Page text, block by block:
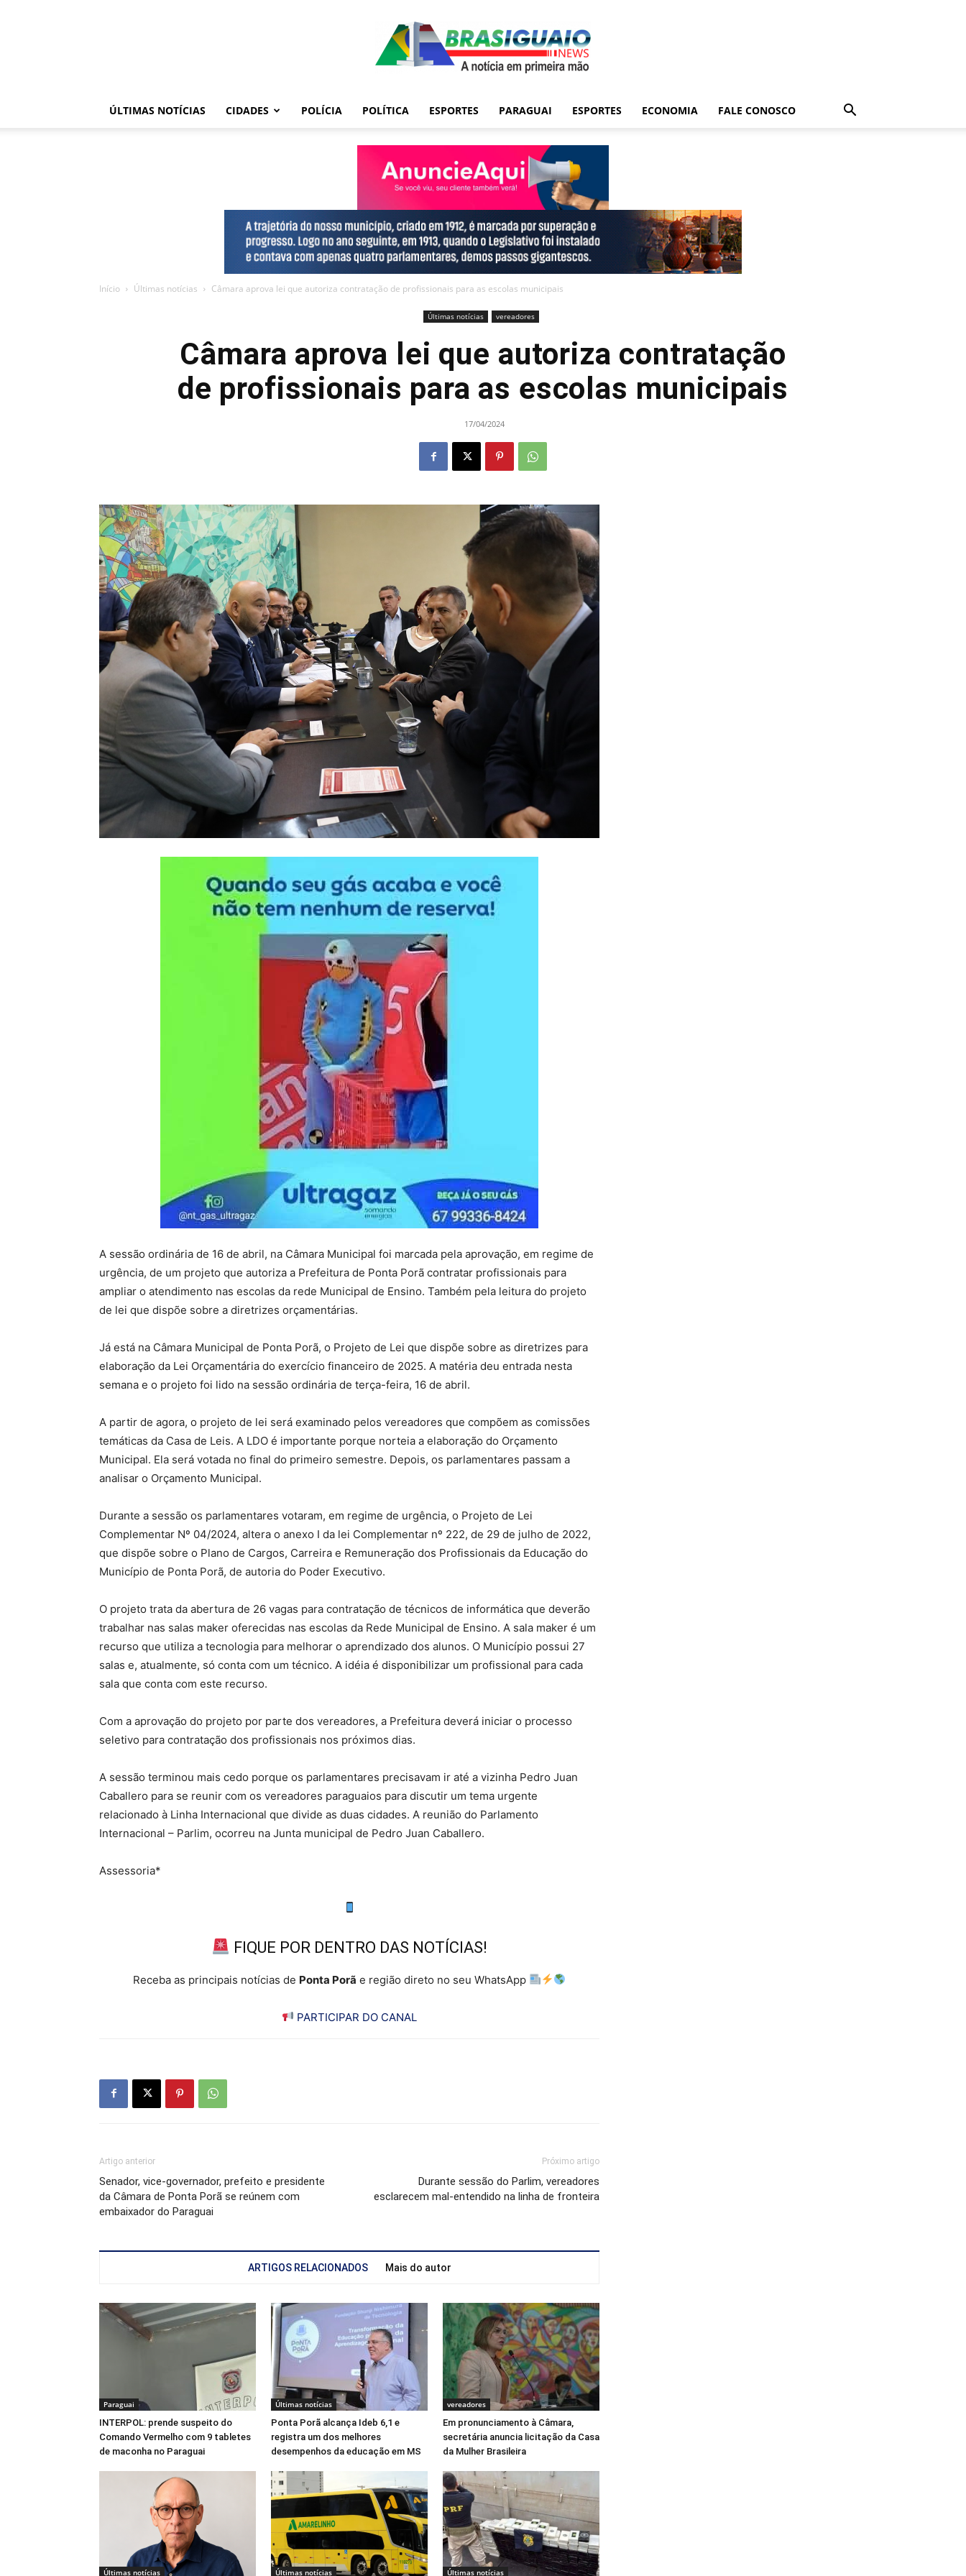
ÚLTIMAS NOTÍCIAS CIDADES POLÍCIA POLÍTICA ESPORTES PARAGUAI ESPORTES ECONOMIA FALE CONOSCO
Início Últimas notícias Câmara aprova lei que autoriza contratação de profissionais para as escolas municipais
Últimas notícias vereadores
Câmara aprova lei que autoriza contratação
de profissionais para as escolas municipais
17/04/2024
A sessão ordinária de 16 de abril, na Câmara Municipal foi marcada pela aprovação, em regime de
urgência, de um projeto que autoriza a Prefeitura de Ponta Porã contratar profissionais para
ampliar o atendimento nas escolas da rede Municipal de Ensino. Também pela leitura do projeto
de lei que dispõe sobre a diretrizes orçamentárias.
Já está na Câmara Municipal de Ponta Porã, o Projeto de Lei que dispõe sobre as diretrizes para
elaboração da Lei Orçamentária do exercício financeiro de 2025. A matéria deu entrada nesta
semana e o projeto foi lido na sessão ordinária de terça-feira, 16 de abril.
A partir de agora, o projeto de lei será examinado pelos vereadores que compõem as comissões
temáticas da Casa de Leis. A LDO é importante porque norteia a elaboração do Orçamento
Municipal. Ela será votada no final do primeiro semestre. Depois, os parlamentares passam a
analisar o Orçamento Municipal.
Durante a sessão os parlamentares votaram, em regime de urgência, o Projeto de Lei
Complementar Nº 04/2024, altera o anexo I da lei Complementar nº 222, de 29 de julho de 2022,
que dispõe sobre o Plano de Cargos, Carreira e Remuneração dos Profissionais da Educação do
Município de Ponta Porã, de autoria do Poder Executivo.
O projeto trata da abertura de 26 vagas para contratação de técnicos de informática que deverão
trabalhar nas salas maker oferecidas nas escolas da Rede Municipal de Ensino. A sala maker é um
recurso que utiliza a tecnologia para melhorar o aprendizado dos alunos. O Município possui 27
salas e, atualmente, só conta com um técnico. A idéia é disponibilizar um profissional para cada
sala que conta com este recurso.
Com a aprovação do projeto por parte dos vereadores, a Prefeitura deverá iniciar o processo
seletivo para contratação dos profissionais nos próximos dias.
A sessão terminou mais cedo porque os parlamentares precisavam ir até a vizinha Pedro Juan
Caballero para se reunir com os vereadores paraguaios para discutir um tema urgente
relacionado à Linha Internacional que divide as duas cidades. A reunião do Parlamento
Internacional – Parlim, ocorreu na Junta municipal de Pedro Juan Caballero.
Assessoria*
FIQUE POR DENTRO DAS NOTÍCIAS!
Receba as principais notícias de Ponta Porã e região direto no seu WhatsApp
PARTICIPAR DO CANAL
Artigo anterior
Senador, vice-governador, prefeito e presidente
da Câmara de Ponta Porã se reúnem com
embaixador do Paraguai
Próximo artigo
Durante sessão do Parlim, vereadores
esclarecem mal-entendido na linha de fronteira
ARTIGOS RELACIONADOS Mais do autor
Paraguai
INTERPOL: prende suspeito do
Comando Vermelho com 9 tabletes
de maconha no Paraguai
Últimas notícias
Ponta Porã alcança Ideb 6,1 e
registra um dos melhores
desempenhos da educação em MS
vereadores
Em pronunciamento à Câmara,
secretária anuncia licitação da Casa
da Mulher Brasileira
Últimas notícias Últimas notícias Últimas notícias